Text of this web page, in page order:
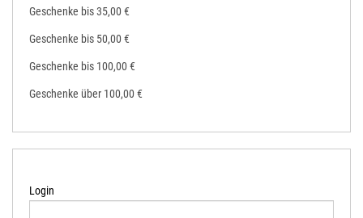
Geschenke bis 35,00 €
Geschenke bis 50,00 €
Geschenke bis 100,00 €
Geschenke über 100,00 €
Login